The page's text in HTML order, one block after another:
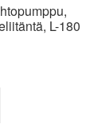
L-180